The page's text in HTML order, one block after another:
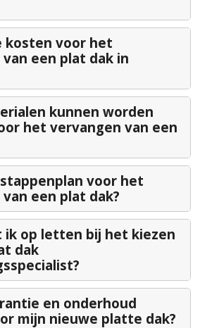
kosten voor het
een plat dak in
kunnen worden
het vervangen van een
voor het
een plat dak?
ik op letten bij het kiezen
dak
en onderhoud
mijn nieuwe platte dak?